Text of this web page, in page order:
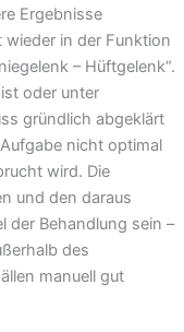
Ergebnisse
wieder in der Funktion
– Hüftgelenk“.
oder unter
gründlich abgeklärt
nicht optimal
wird. Die
und den daraus
der Behandlung sein –
des
manuell gut